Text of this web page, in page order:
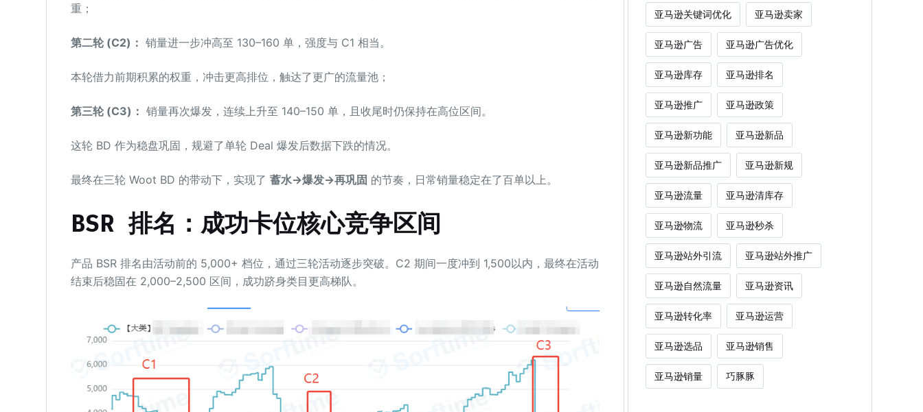
重；
第二轮 (C2)： 销量进一步冲高至 130–160 单，强度与 C1 相当。
本轮借力前期积累的权重，冲击更高排位，触达了更广的流量池；
第三轮 (C3)： 销量再次爆发，连续上升至 140–150 单，且收尾时仍保持在高位区间。
这轮 BD 作为稳盘巩固，规避了单轮 Deal 爆发后数据下跌的情况。
最终在三轮 Woot BD 的带动下，实现了 蓄水→爆发→再巩固 的节奏，日常销量稳定在了百单以上。
BSR 排名：成功卡位核心竞争区间
产品 BSR 排名由活动前的 5,000+ 档位，通过三轮活动逐步突破。C2 期间一度冲到 1,500以内，最终在活动
结束后稳固在 2,000–2,500 区间，成功跻身类目更高梯队。
亚马逊关键词优化 亚马逊卖家
亚马逊广告 亚马逊广告优化
亚马逊库存 亚马逊排名
亚马逊推广 亚马逊政策
亚马逊新功能 亚马逊新品
亚马逊新品推广 亚马逊新规
亚马逊流量 亚马逊清库存
亚马逊物流 亚马逊秒杀
亚马逊站外引流 亚马逊站外推广
亚马逊自然流量 亚马逊资讯
亚马逊转化率 亚马逊运营
亚马逊选品 亚马逊销售
亚马逊销量 巧豚豚